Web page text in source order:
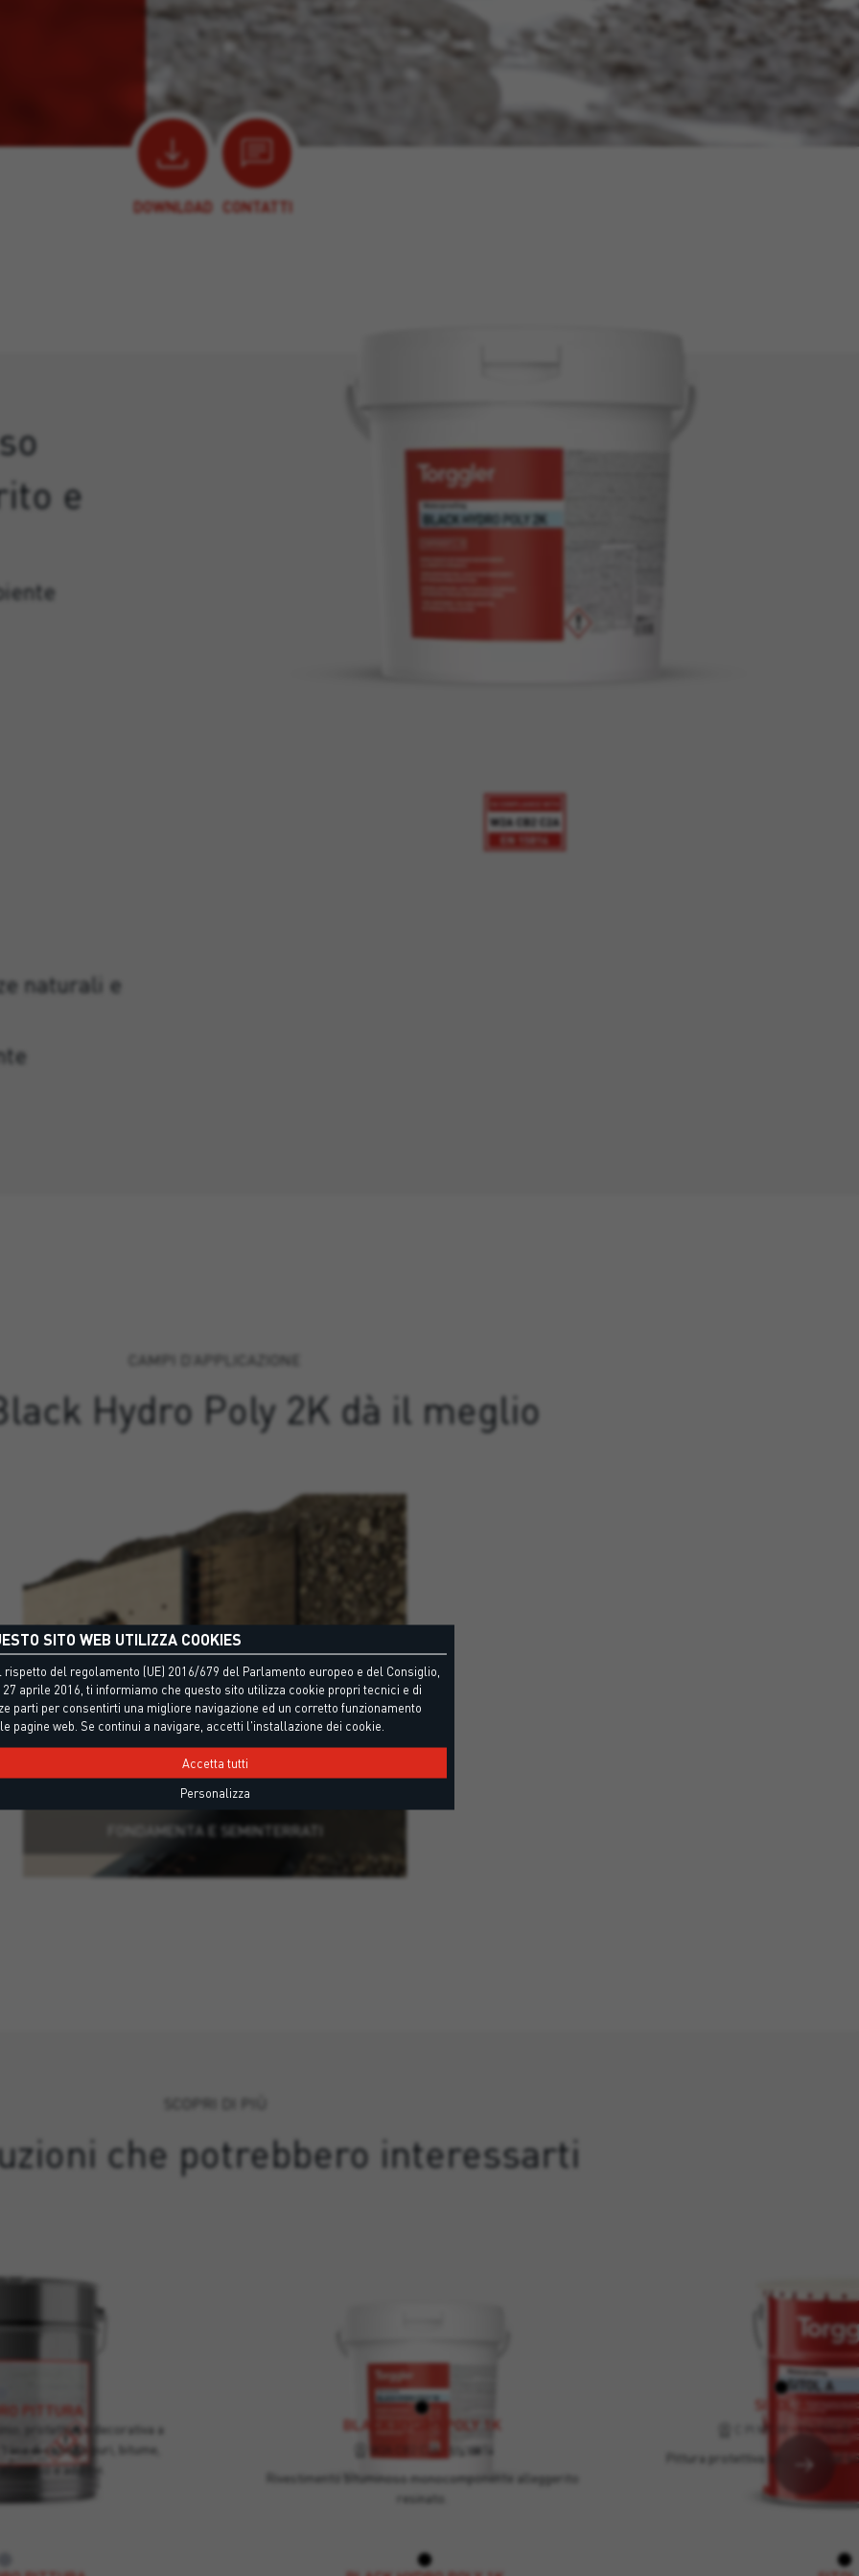
DOWNLOAD CONTATTI
e
naturali e
CAMPI D’APPLICAZIONE
Hydro Poly 2K dà il meglio
FONDAMENTA E SEMINTERRATI
che potrebbero interessarti
PITTURA
protettiva e decorativa a
di solventi puri, bitume,
e additivi.
BLACK HYDRO POLY 1K
W2A CB2 C2A - EN15814
Rivestimento bituminoso monocomponente alleggerito
resinato.
SITOL A
C PI MC IR - EN1504-2
Pittura protettiva bituminosa al
SITO WEB UTILIZZA COOKIES
rispetto del regolamento (UE) 2016/679 del Parlamento europeo e del Consiglio,
aprile 2016, ti informiamo che questo sito utilizza cookie propri tecnici e di
parti per consentirti una migliore navigazione ed un corretto funzionamento
pagine web. Se continui a navigare, accetti l'installazione dei cookie.
Accetta tutti
Personalizza